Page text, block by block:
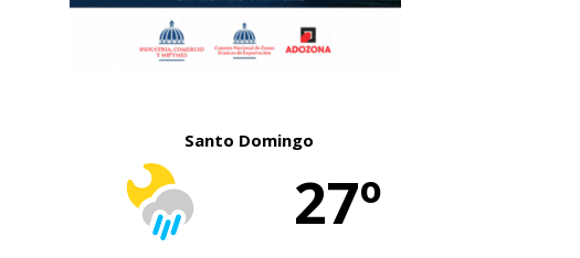
Santo Domingo
27º